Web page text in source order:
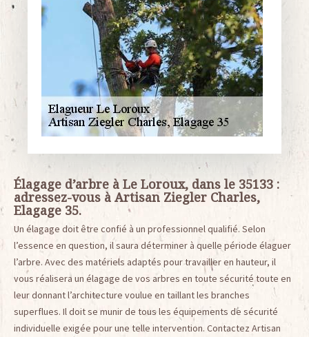
Élagage d’arbre à Le Loroux, dans le 35133 :
adressez-vous à Artisan Ziegler Charles,
Elagage 35.
Un élagage doit être confié à un professionnel qualifié. Selon
l’essence en question, il saura déterminer à quelle période élaguer
l’arbre. Avec des matériels adaptés pour travailler en hauteur, il
vous réalisera un élagage de vos arbres en toute sécurité toute en
leur donnant l’architecture voulue en taillant les branches
superflues. Il doit se munir de tous les équipements de sécurité
individuelle exigée pour une telle intervention. Contactez Artisan